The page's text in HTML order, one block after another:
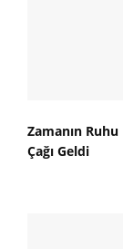
Zamanın
Çağı Geldi